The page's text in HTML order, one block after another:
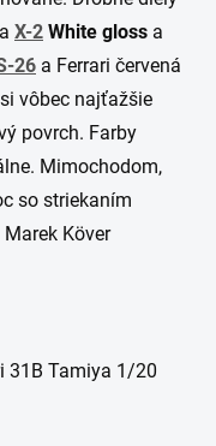
X-2 White gloss a
26 a Ferrari červená
vôbec najťažšie
povrch. Farby
Mimochodom,
so striekaním
Köver